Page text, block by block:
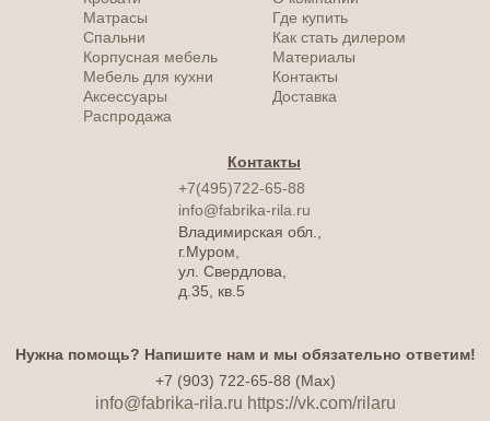
Матрасы
Спальни
Корпусная мебель
Мебель для кухни
Аксессуары
Распродажа
Где купить
Как стать дилером
Материалы
Контакты
Доставка
Контакты
+7(495)722-65-88
info@fabrika-rila.ru
Владимирская обл.,
г.Муром,
ул. Свердлова,
д.35, кв.5
Нужна помощь? Напишите нам и мы обязательно ответим!
+7 (903) 722-65-88 (Max)
info@fabrika-rila.ru https://vk.com/rilaru